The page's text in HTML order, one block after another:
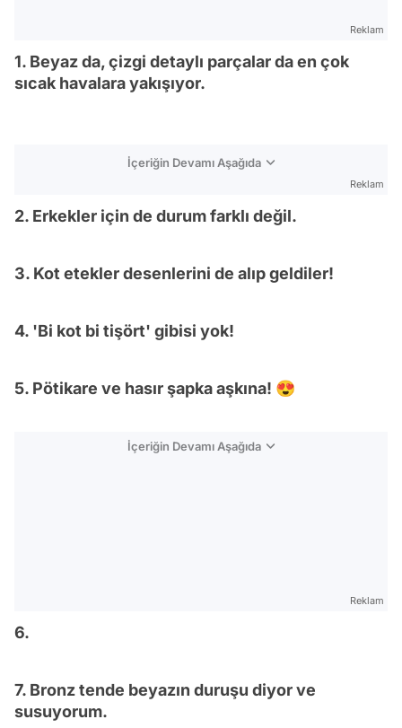
Reklam
1. Beyaz da, çizgi detaylı parçalar da en çok
sıcak havalara yakışıyor.
İçeriğin Devamı Aşağıda
Reklam
2. Erkekler için de durum farklı değil.
3. Kot etekler desenlerini de alıp geldiler!
4. 'Bi kot bi tişört' gibisi yok!
5. Pötikare ve hasır şapka aşkına! 😍
İçeriğin Devamı Aşağıda
Reklam
6.
7. Bronz tende beyazın duruşu diyor ve
susuyorum.